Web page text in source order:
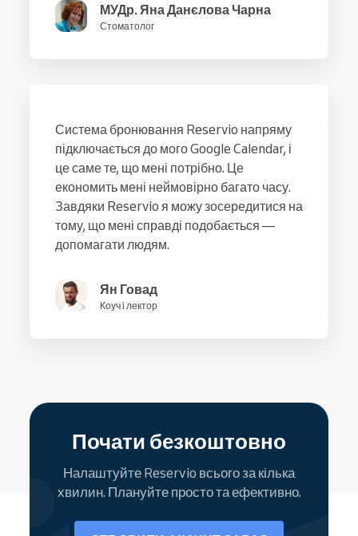
МУДр. Яна Данєлова Чарна
Стоматолог
Система бронювання Reservio напряму
підключається до мого Google Calendar, і
це саме те, що мені потрібно. Це
економить мені неймовірно багато часу.
Завдяки Reservio я можу зосередитися на
тому, що мені справді подобається —
допомагати людям.
Ян Говад
Коуч і лектор
Почати безкоштовно
Налаштуйте Reservio всього за кілька
хвилин. Плануйте просто та ефективно.